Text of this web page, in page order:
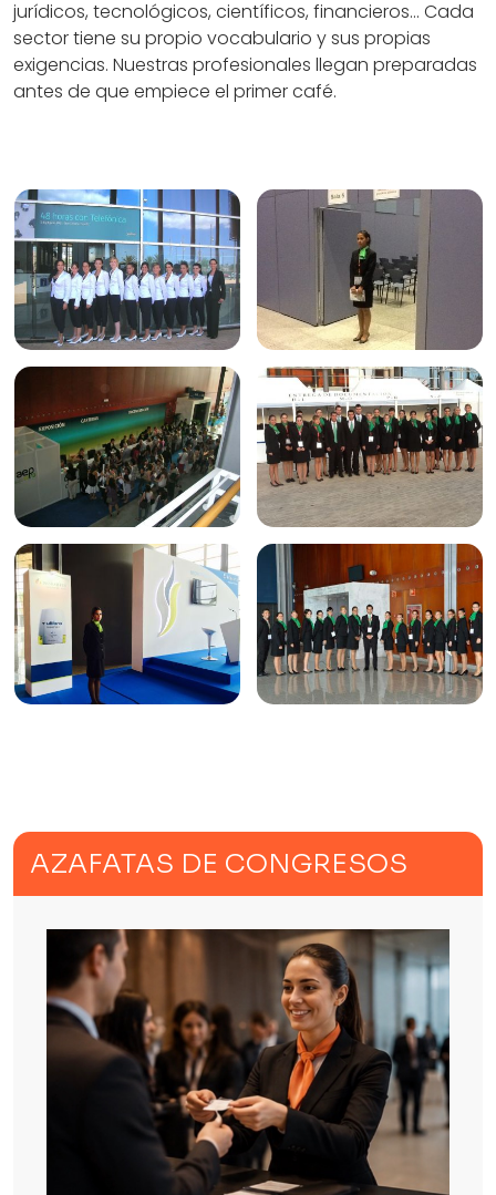
jurídicos, tecnológicos, científicos, financieros... Cada
sector tiene su propio vocabulario y sus propias
exigencias. Nuestras profesionales llegan preparadas
antes de que empiece el primer café.
AZAFATAS DE CONGRESOS